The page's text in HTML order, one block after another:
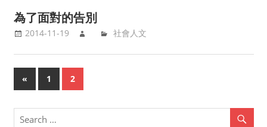
為了面對的告別
2014-11-19 社會人文
Posts
navigation
« Previous
Posts
1 2